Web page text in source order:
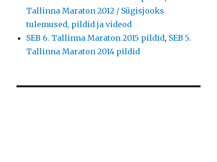
Tallinna Maraton 2012 / Sügisjooks
tulemused, pildid ja videod
SEB 6. Tallinna Maraton 2015 pildid, SEB 5.
Tallinna Maraton 2014 pildid